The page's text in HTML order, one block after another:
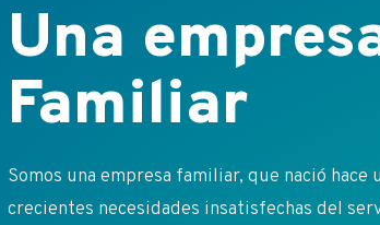
Una
Familiar
Somos una empresa familiar, que nació hace
crecientes necesidades insatisfechas del